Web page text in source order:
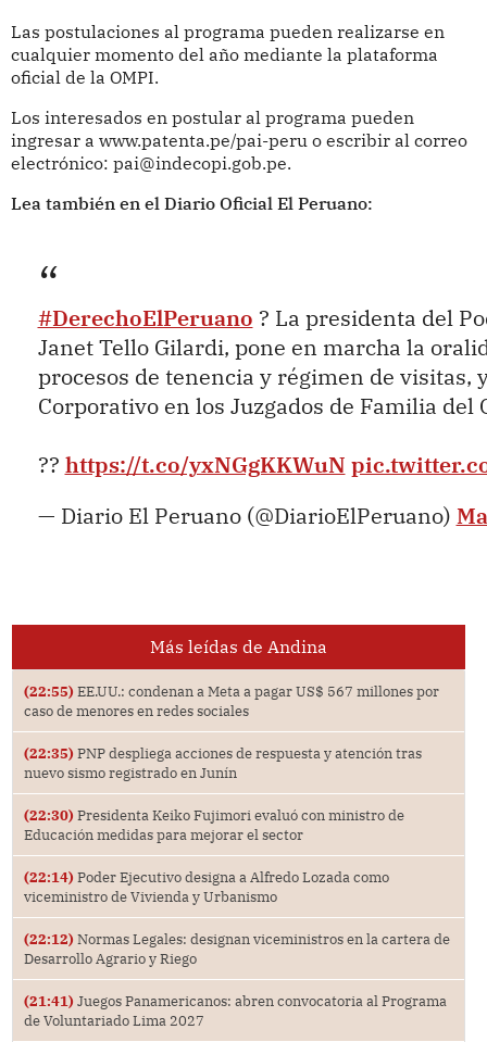
Las postulaciones al programa pueden realizarse en
cualquier momento del año mediante la plataforma
oficial de la OMPI.
Los interesados en postular al programa pueden
ingresar a www.patenta.pe/pai-peru o escribir al correo
electrónico: pai@indecopi.gob.pe.
Lea también en el Diario Oficial El Peruano:
#DerechoElPeruano ? La presidenta del
Janet Tello Gilardi, pone en marcha la
procesos de tenencia y régimen de visitas,
Corporativo en los Juzgados de Familia del
?? https://t.co/yxNGgKKWuN
— Diario El Peruano (@DiarioElPeruano)
Más leídas de Andina
(22:55) EE.UU.: condenan a Meta a pagar US$ 567 millones por
caso de menores en redes sociales
(22:35) PNP despliega acciones de respuesta y atención tras
nuevo sismo registrado en Junín
(22:30) Presidenta Keiko Fujimori evaluó con ministro de
Educación medidas para mejorar el sector
(22:14) Poder Ejecutivo designa a Alfredo Lozada como
viceministro de Vivienda y Urbanismo
(22:12) Normas Legales: designan viceministros en la cartera de
Desarrollo Agrario y Riego
(21:41) Juegos Panamericanos: abren convocatoria al Programa
de Voluntariado Lima 2027